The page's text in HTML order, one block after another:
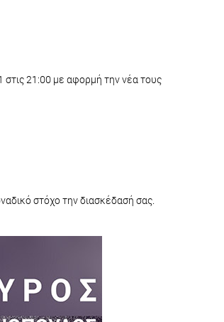
21:00 με αφορμή την νέα τους
στόχο την διασκέδασή σας.